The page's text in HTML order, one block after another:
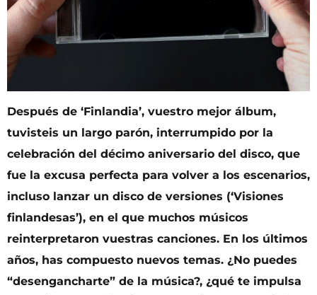
Después de ‘Finlandia’, vuestro mejor álbum,
tuvisteis un largo parón, interrumpido por la
celebración del décimo aniversario del disco, que
fue la excusa perfecta para volver a los escenarios,
incluso lanzar un disco de versiones (‘Visiones
finlandesas’), en el que muchos músicos
reinterpretaron vuestras canciones. En los últimos
años, has compuesto nuevos temas. ¿No puedes
“desengancharte” de la música?, ¿qué te impulsa